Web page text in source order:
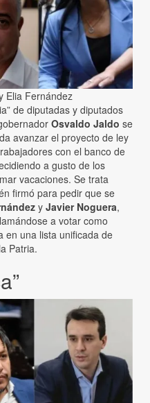
Elia Fernández
de diputadas y diputados
Osvaldo Jaldo se
avanzar el proyecto de ley
con el banco de
a gusto de los
vacaciones. Se trata
firmó para pedir que se
y Javier Noguera,
a votar como
en una lista unificada de
Patria.